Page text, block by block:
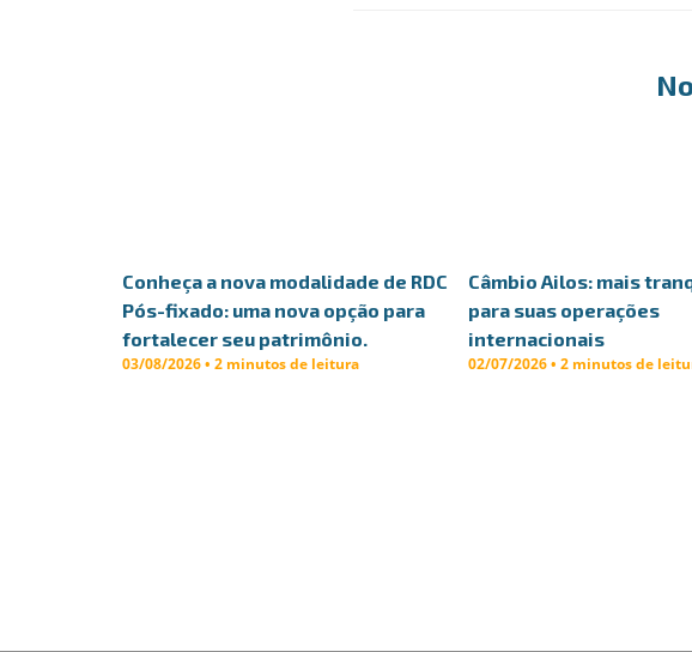
Conheça a nova modalidade de RDC
Pós-fixado: uma nova opção para
fortalecer seu patrimônio.
03/08/2026 • 2 minutos de leitura
Câmbio Ailos: mais
para suas operações
internacionais
02/07/2026 • 2 minutos de